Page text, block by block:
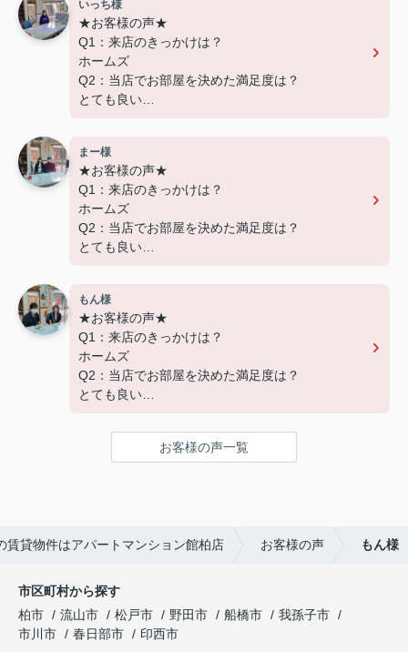
いっち様
★お客様の声★
Q1：来店のきっかけは？
ホームズ
Q2：当店でお部屋を決めた満足度は？
とても良い
---------------------------
この度は弊社でのご契約ありがとうございまし
た！
アパートマンション館では、お部屋のご紹介だけ
でなく、入居後のアフターフォローもさせて頂いて
引越し業者のご紹介やインターネット回線のご相
談、その他入居中のお困りごとなどございました
ら、どうぞお気軽にご相談ください。
アパートマンション館は365日毎日キャンペーン
開催中！ お問い合わせは 04(7167)1222までどう
ぞ♪
まー様
★お客様の声★
Q1：来店のきっかけは？
ホームズ
Q2：当店でお部屋を決めた満足度は？
とても良い
---------------------------
この度は弊社でのご契約ありがとうございまし
た！
アパートマンション館では、お部屋のご紹介だけ
でなく、入居後のアフターフォローもさせて頂いて
引越し業者のご紹介やインターネット回線のご相
談、その他入居中のお困りごとなどございました
もん様
★お客様の声★
Q1：来店のきっかけは？
ホームズ
Q2：当店でお部屋を決めた満足度は？
とても良い
アパートマンション館では、お部屋のご紹介だけ
でなく、入居後のアフターフォローもさせて頂いて
引越し業者のご紹介やインターネット回線のご相
ら、どうぞお気軽にご相談ください。
アパートマンション館は365日毎日キャンペーン
お客様の声一覧
賃貸物件はアパートマンション館柏店 お客様の声 もん様
市区町村から探す
柏市
流山市 松戸市 野田市 船橋市
我孫子市
市川市
春日部市
印西市